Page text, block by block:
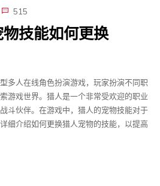
515
技能如何更换
多人在线角色扮演游戏，玩家扮演不同职
游戏世界。猎人是一个非常受欢迎的职业
斗伙伴。在游戏中，猎人的宠物技能对于
细介绍如何更换猎人宠物的技能，以提高